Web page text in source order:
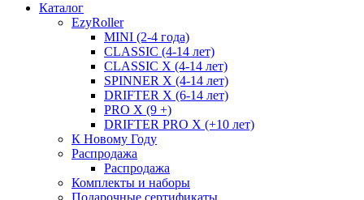
Каталог
EzyRoller
MINI (2-4 года)
CLASSIC (4-14 лет)
CLASSIC X (4-14 лет)
SPINNER X (4-14 лет)
DRIFTER X (6-14 лет)
PRO X (9 +)
DRIFTER PRO X (+10 лет)
К Новому Году
Распродажа
Распродажа
Комплекты и наборы